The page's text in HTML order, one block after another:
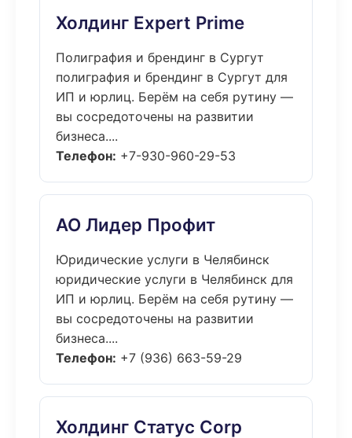
Холдинг Expert Prime
Полиграфия и брендинг в Сургут
полиграфия и брендинг в Сургут для
ИП и юрлиц. Берём на себя рутину —
вы сосредоточены на развитии
бизнеса....
Телефон: +7-930-960-29-53
АО Лидер Профит
Юридические услуги в Челябинск
юридические услуги в Челябинск для
ИП и юрлиц. Берём на себя рутину —
вы сосредоточены на развитии
бизнеса....
Телефон: +7 (936) 663-59-29
Холдинг Статус Corp